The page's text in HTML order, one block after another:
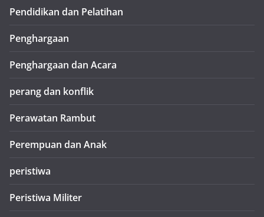
Pendidikan dan Pelatihan
Penghargaan
Penghargaan dan Acara
perang dan konflik
Perawatan Rambut
Perempuan dan Anak
peristiwa
Peristiwa Militer